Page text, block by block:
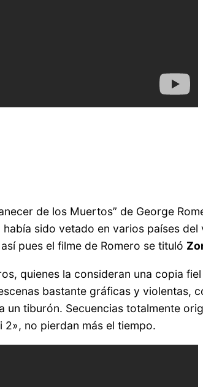
de los Muertos” de George
sido vetado en varios países
pues el filme de Romero se tituló
quienes la consideran una copia
bastante gráficas y violentas,
tiburón. Secuencias totalmente
no pierdan más el tiempo.